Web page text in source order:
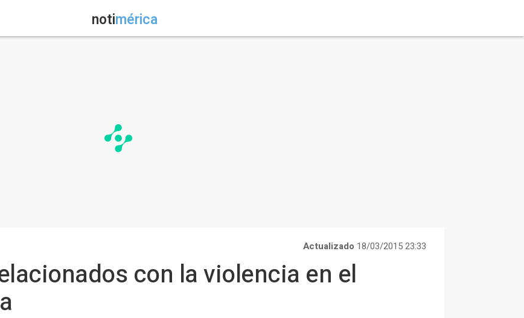
notimérica
Actualizado 18/03/2015 23:33
con la violencia en el